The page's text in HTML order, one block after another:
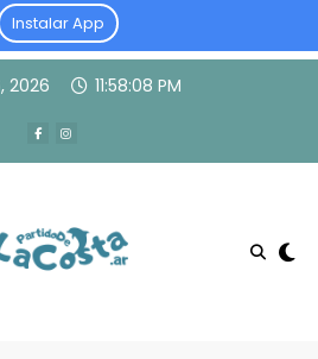
Instalar App
2026 11:58:08 PM